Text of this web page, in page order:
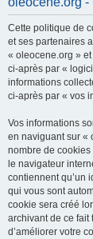
Cette politique de
et ses partenaires
« oleocene.org »
ci-après par «
informations
ci-après par « vos
Vos informations
en naviguant sur «
nombre de
le navigateur
contiennent qu’un
qui vous sont
cookie sera créé
archivant de ce fait
d’améliorer votre